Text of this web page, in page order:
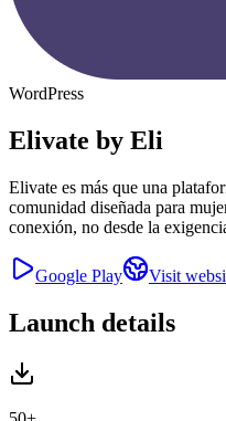
WordPress
Elivate by Eli
Elivate es más que una
comunidad diseñada para
conexión, no desde la
Google Play Visit
Launch details